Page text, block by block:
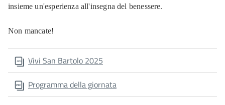
insieme un'esperienza all'insegna del benessere.
Non mancate!
Vivi San Bartolo 2025
Programma della giornata